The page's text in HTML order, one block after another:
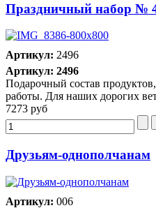
Праздничный набор №
Артикул: 2496
Артикул: 2496
Подарочный состав
работы. Для наших дорогих
7273 руб
Друзьям-однополчанам
Артикул: 006